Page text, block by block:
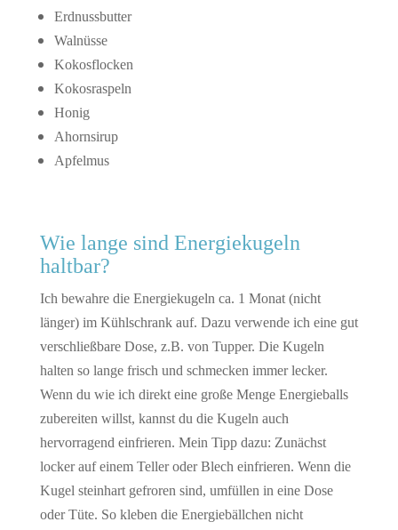
Erdnussbutter
Walnüsse
Kokosflocken
Kokosraspeln
Honig
Ahornsirup
Apfelmus
Wie lange sind Energiekugeln
haltbar?
Ich bewahre die Energiekugeln ca. 1 Monat (nicht
länger) im Kühlschrank auf. Dazu verwende ich eine gut
verschließbare Dose, z.B. von Tupper. Die Kugeln
halten so lange frisch und schmecken immer lecker.
Wenn du wie ich direkt eine große Menge Energieballs
zubereiten willst, kannst du die Kugeln auch
hervorragend einfrieren. Mein Tipp dazu: Zunächst
locker auf einem Teller oder Blech einfrieren. Wenn die
Kugel steinhart gefroren sind, umfüllen in eine Dose
oder Tüte. So kleben die Energiebällchen nicht